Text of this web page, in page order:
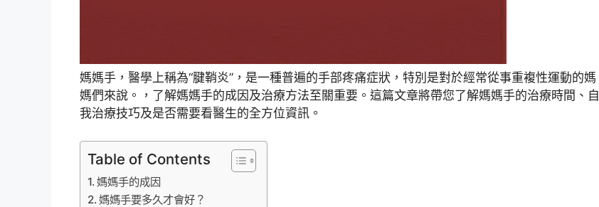
媽媽手，醫學上稱為“腱鞘炎”，是一種普遍的手部疼痛症狀，特別是對於經常從事重複性運動的媽
媽們來說。，了解媽媽手的成因及治療方法至關重要。這篇文章將帶您了解媽媽手的治療時間、自
我治療技巧及是否需要看醫生的全方位資訊。
Table of Contents
媽媽手的成因
媽媽手要多久才會好？